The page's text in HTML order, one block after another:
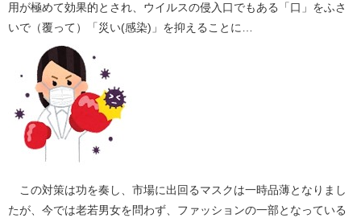
用が極めて効果的とされ、ウイルスの侵入口でもある「口」をふさ
いで（覆って）「災い(感染)」を抑えることに…
この対策は功を奏し、市場に出回るマスクは一時品薄となりまし
たが、今では老若男女を問わず、ファッションの一部となっている